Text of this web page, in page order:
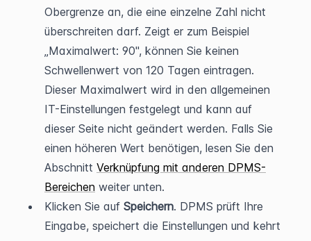
Obergrenze an, die eine einzelne Zahl nicht
überschreiten darf. Zeigt er zum Beispiel
„Maximalwert: 90", können Sie keinen
Schwellenwert von 120 Tagen eintragen.
Dieser Maximalwert wird in den allgemeinen
IT-Einstellungen festgelegt und kann auf
dieser Seite nicht geändert werden. Falls Sie
einen höheren Wert benötigen, lesen Sie den
Abschnitt Verknüpfung mit anderen DPMS-
Bereichen weiter unten.
Klicken Sie auf Speichern. DPMS prüft Ihre
Eingabe, speichert die Einstellungen und kehrt